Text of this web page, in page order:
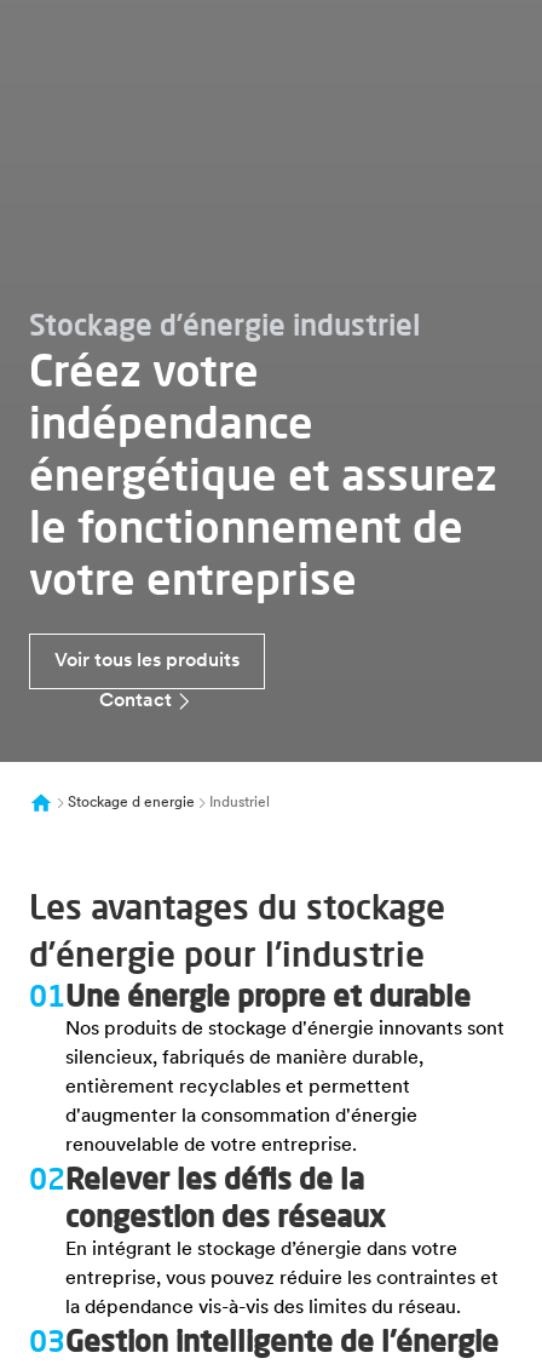
Stockage d’énergie industriel
Créez votre
indépendance
énergétique et assurez
le fonctionnement de
votre entreprise
Voir tous les produits
Contact
Stockage d energie Industriel
Les avantages du stockage
d’énergie pour l'industrie
01Une énergie propre et durable
Nos produits de stockage d'énergie innovants sont
silencieux, fabriqués de manière durable,
entièrement recyclables et permettent
d'augmenter la consommation d'énergie
renouvelable de votre entreprise.
02Relever les défis de la
congestion des réseaux
En intégrant le stockage d’énergie dans votre
entreprise, vous pouvez réduire les contraintes et
la dépendance vis-à-vis des limites du réseau.
03Gestion intelligente de l'énergie